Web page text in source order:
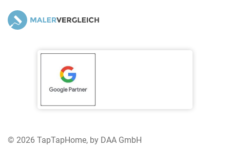
© 2026 TapTapHome, by DAA GmbH